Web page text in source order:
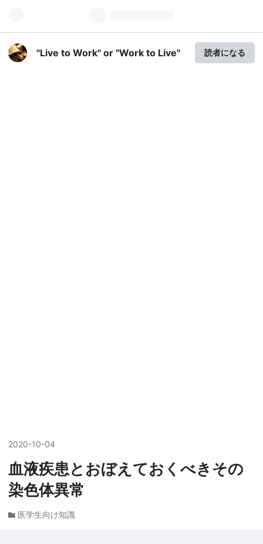
"Live to Work" or "Work to Live" 読者になる
2020-10-04
血液疾患とおぼえておくべきその
染色体異常
医学生向け知識